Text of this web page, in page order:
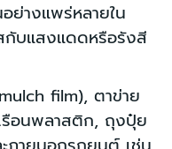
ย่างแพร่หลายใน
บแสงแดดหรือรังสี
film), ตาข่าย
รือนพลาสติก, ถุงปุ๋ย